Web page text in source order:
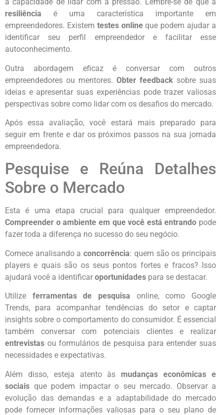
resiliência é uma característica importante em
empreendedores. Existem testes onlineque podem ajudar a
identificar seu perfil empreendedor e facilitar esse
autoconhecimento.
Outra abordagem eficaz é conversar com outros
empreendedores ou mentores. Obter feedback sobre suas
ideias e apresentar suas experiências pode trazer valiosas
perspectivas sobre como lidar com os desafios do mercado.
Após essa avaliação, você estará mais preparado para
seguir em frente e dar os próximos passos na sua jornada
empreendedora.
Pesquise e Reúna Detalhes
Sobre o Mercado
Esta é uma etapa crucial para qualquer empreendedor.
Compreender o ambiente em que você está entrando pode
fazer toda a diferença no sucesso do seu negócio.
Comece analisando aconcorrência: quem são os principais
players e quais são os seus pontos fortes e fracos? Isso
ajudará você a identificar oportunidades para se destacar.
Utilize ferramentas de pesquisa online, como Google
Trends, para acompanhar tendências do setor e captar
insights sobre o comportamento do consumidor. É essencial
também conversar com potenciais clientes e realizar
entrevistas ou formulários de pesquisa para entender suas
necessidades e expectativas.
Além disso, esteja atento às mudanças econômicas e
sociais que podem impactar o seu mercado. Observar a
evolução das demandas e a adaptabilidade do mercado
pode fornecer informações valiosas para o seu plano de